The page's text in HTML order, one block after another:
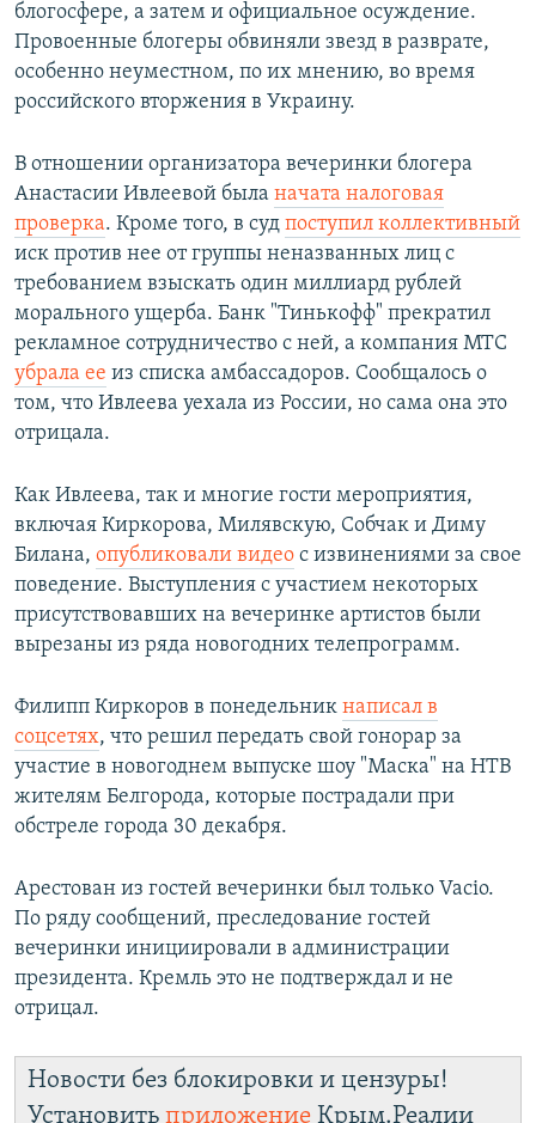
блогосфере, а затем и официальное осуждение.
Провоенные блогеры обвиняли звезд в разврате,
особенно неуместном, по их мнению, во время
российского вторжения в Украину.
В отношении организатора вечеринки блогера
Анастасии Ивлеевой была начата налоговая
проверка. Кроме того, в суд поступил коллективный
иск против нее от группы неназванных лиц с
требованием взыскать один миллиард рублей
морального ущерба. Банк "Тинькофф" прекратил
рекламное сотрудничество с ней, а компания МТС
убрала ее из списка амбассадоров. Сообщалось о
том, что Ивлеева уехала из России, но сама она это
отрицала.
Как Ивлеева, так и многие гости мероприятия,
включая Киркорова, Милявскую, Собчак и Диму
Билана, опубликовали видео с извинениями за свое
поведение. Выступления с участием некоторых
присутствовавших на вечеринке артистов были
вырезаны из ряда новогодних телепрограмм.
Филипп Киркоров в понедельник написал в
соцсетях, что решил передать свой гонорар за
участие в новогоднем выпуске шоу "Маска" на НТВ
жителям Белгорода, которые пострадали при
обстреле города 30 декабря.
Арестован из гостей вечеринки был только Vacio.
По ряду сообщений, преследование гостей
вечеринки инициировали в администрации
президента. Кремль это не подтверждал и не
отрицал.
Новости без блокировки и цензуры!
Установить приложение Крым.Реалии